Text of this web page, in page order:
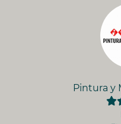
Pintura y